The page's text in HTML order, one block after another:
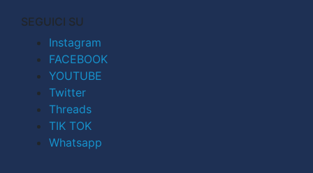
SEGUICI SU
Instagram
FACEBOOK
YOUTUBE
Twitter
Threads
TIK TOK
Whatsapp